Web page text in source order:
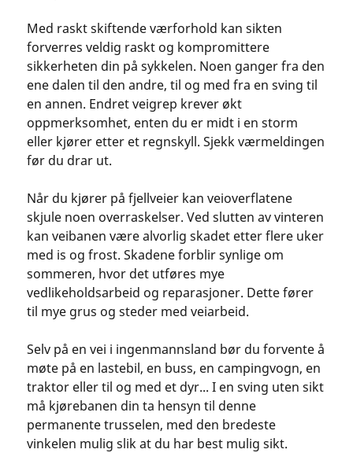
Med raskt skiftende værforhold kan sikten
forverres veldig raskt og kompromittere
sikkerheten din på sykkelen. Noen ganger fra den
ene dalen til den andre, til og med fra en sving til
en annen. Endret veigrep krever økt
oppmerksomhet, enten du er midt i en storm
eller kjører etter et regnskyll. Sjekk værmeldingen
før du drar ut.
Når du kjører på fjellveier kan veioverflatene
skjule noen overraskelser. Ved slutten av vinteren
kan veibanen være alvorlig skadet etter flere uker
med is og frost. Skadene forblir synlige om
sommeren, hvor det utføres mye
vedlikeholdsarbeid og reparasjoner. Dette fører
til mye grus og steder med veiarbeid.
Selv på en vei i ingenmannsland bør du forvente å
møte på en lastebil, en buss, en campingvogn, en
traktor eller til og med et dyr... I en sving uten sikt
må kjørebanen din ta hensyn til denne
permanente trusselen, med den bredeste
vinkelen mulig slik at du har best mulig sikt.